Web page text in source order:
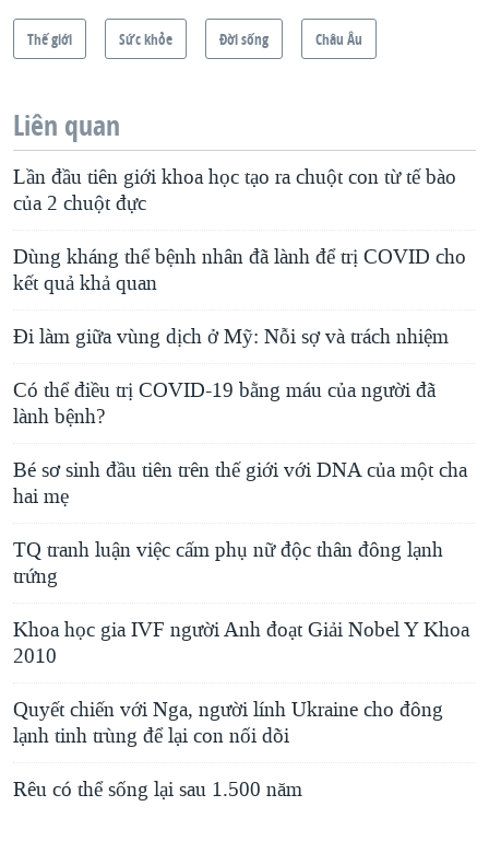
Thế giới Sức khỏe Ðời sống Châu Âu
Liên quan
Lần đầu tiên giới khoa học tạo ra chuột con từ tế bào
của 2 chuột đực
Dùng kháng thể bệnh nhân đã lành để trị COVID cho
kết quả khả quan
Đi làm giữa vùng dịch ở Mỹ: Nỗi sợ và trách nhiệm
Có thể điều trị COVID-19 bằng máu của người đã
lành bệnh?
Bé sơ sinh đầu tiên trên thế giới với DNA của một cha
hai mẹ
TQ tranh luận việc cấm phụ nữ độc thân đông lạnh
trứng
Khoa học gia IVF người Anh đoạt Giải Nobel Y Khoa
2010
Quyết chiến với Nga, người lính Ukraine cho đông
lạnh tinh trùng để lại con nối dõi
Rêu có thể sống lại sau 1.500 năm